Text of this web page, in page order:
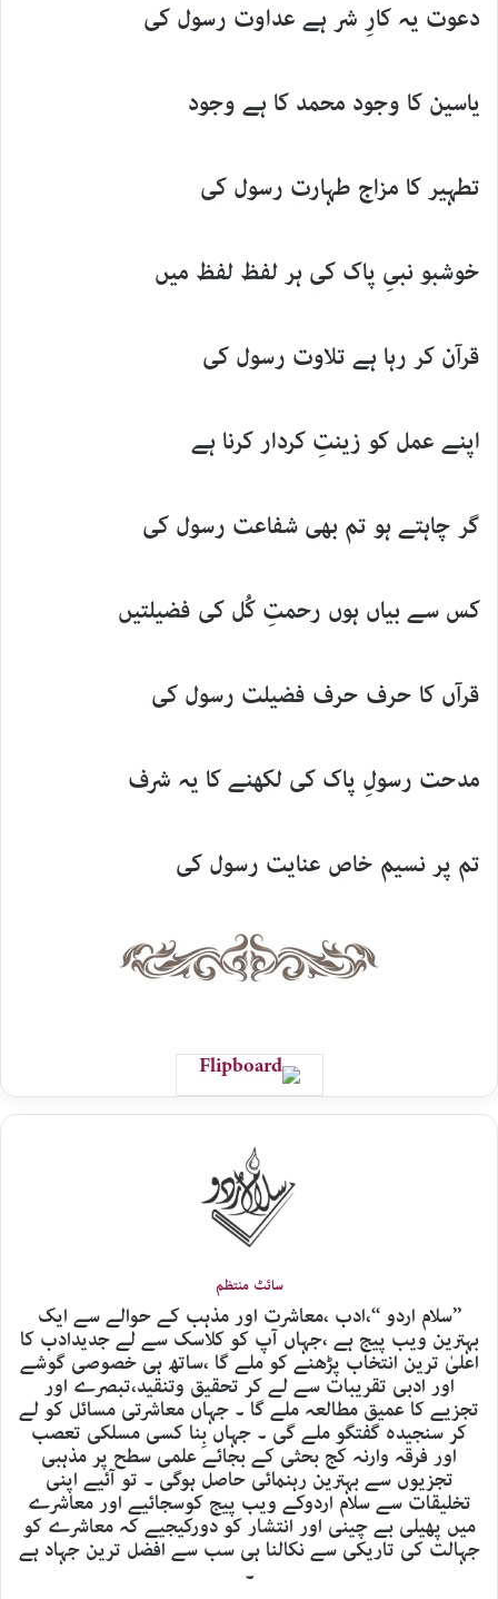
دعوت یہ کارِ شر ہے عداوت رسول کی
یاسین کا وجود محمد کا ہے وجود
تطہیر کا مزاج طہارت رسول کی
خوشبو نبیِ پاک کی ہر لفظ لفظ میں
قرآن کر رہا ہے تلاوت رسول کی
اپنے عمل کو زینتِ کردار کرنا ہے
گر چاہتے ہو تم بھی شفاعت رسول کی
کس سے بیاں ہوں رحمتِ کُل کی فضیلتیں
قرآں کا حرف حرف فضیلت رسول کی
مدحت رسولِ پاک کی لکھنے کا یہ شرف
تم پر نسیم خاص عنایت رسول کی
سائٹ منتظم
’’سلام اردو ‘‘،ادب ،معاشرت اور مذہب کے حوالے سے ایک
بہترین ویب پیج ہے ،جہاں آپ کو کلاسک سے لے جدیدادب کا
اعلیٰ ترین انتخاب پڑھنے کو ملے گا ،ساتھ ہی خصوصی گوشے
اور ادبی تقریبات سے لے کر تحقیق وتنقید،تبصرے اور
تجزیے کا عمیق مطالعہ ملے گا ۔ جہاں معاشرتی مسائل کو لے
کر سنجیدہ گفتگو ملے گی ۔ جہاں بِنا کسی مسلکی تعصب
اور فرقہ وارنہ کج بحثی کے بجائے علمی سطح پر مذہبی
تجزیوں سے بہترین رہنمائی حاصل ہوگی ۔ تو آئیے اپنی
تخلیقات سے سلام اردوکے ویب پیج کوسجائیے اور معاشرے
میں پھیلی بے چینی اور انتشار کو دورکیجیے کہ معاشرے کو
جہالت کی تاریکی سے نکالنا ہی سب سے افضل ترین جہاد ہے
۔